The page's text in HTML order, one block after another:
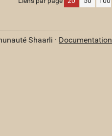
Shaarli · Documentation